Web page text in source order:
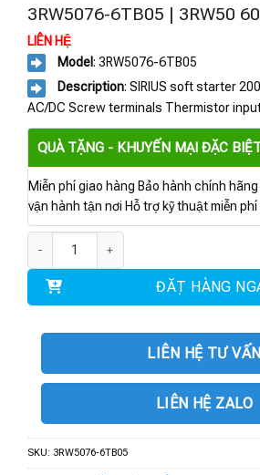
3RW5076-6TB05 | 3RW50
LIÊN HỆ
Model: 3RW5076-6TB05
Description: SIRIUS soft starter
AC/DC Screw terminals Thermistor
QUÀ TẶNG - KHUYẾN MẠI ĐẶC
Miễn phí giao hàng Bảo hành chính
vận hành tận nơi Hỗ trợ kỹ thuật miễn
ĐẶT HÀNG
LIÊN HỆ TƯ VẤN
LIÊN HỆ ZALO
SKU: 3RW5076-6TB05